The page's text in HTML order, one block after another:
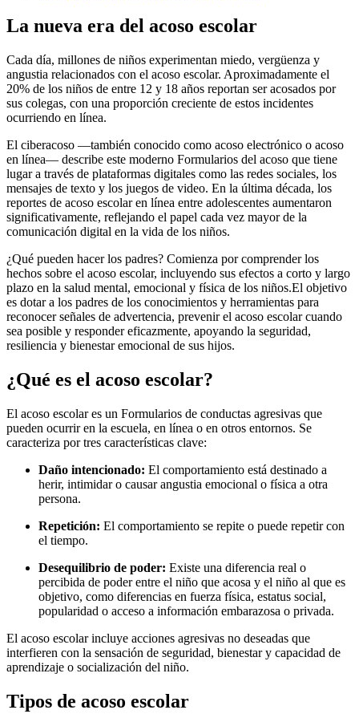
La nueva era del acoso escolar
Cada día, millones de niños experimentan miedo, vergüenza y
angustia relacionados con el acoso escolar. Aproximadamente el
20% de los niños de entre 12 y 18 años reportan ser acosados por
sus colegas, con una proporción creciente de estos incidentes
ocurriendo en línea.
El ciberacoso —también conocido como acoso electrónico o acoso
en línea— describe este moderno Formularios del acoso que tiene
lugar a través de plataformas digitales como las redes sociales, los
mensajes de texto y los juegos de video. En la última década, los
reportes de acoso escolar en línea entre adolescentes aumentaron
significativamente, reflejando el papel cada vez mayor de la
comunicación digital en la vida de los niños.
¿Qué pueden hacer los padres? Comienza por comprender los
hechos sobre el acoso escolar, incluyendo sus efectos a corto y largo
plazo en la salud mental, emocional y física de los niños.El objetivo
es dotar a los padres de los conocimientos y herramientas para
reconocer señales de advertencia, prevenir el acoso escolar cuando
sea posible y responder eficazmente, apoyando la seguridad,
resiliencia y bienestar emocional de sus hijos.
¿Qué es el acoso escolar?
El acoso escolar es un Formularios de conductas agresivas que
pueden ocurrir en la escuela, en línea o en otros entornos. Se
caracteriza por tres características clave:
Daño intencionado: El comportamiento está destinado a
herir, intimidar o causar angustia emocional o física a otra
persona.
Repetición: El comportamiento se repite o puede repetir con
el tiempo.
Desequilibrio de poder: Existe una diferencia real o
percibida de poder entre el niño que acosa y el niño al que es
objetivo, como diferencias en fuerza física, estatus social,
popularidad o acceso a información embarazosa o privada.
El acoso escolar incluye acciones agresivas no deseadas que
interfieren con la sensación de seguridad, bienestar y capacidad de
aprendizaje o socialización del niño.
Tipos de acoso escolar